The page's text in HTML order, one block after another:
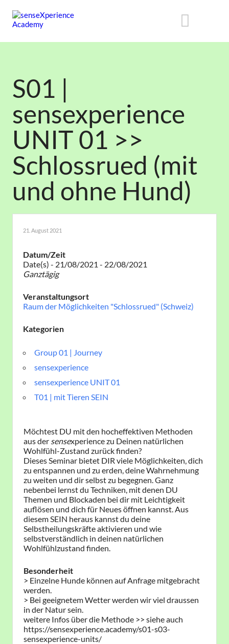
S01 |
sensexperience
UNIT 01 >>
Schlossrued (mit
und ohne Hund)
21. August 2021
Datum/Zeit
Date(s) - 21/08/2021 - 22/08/2021
Ganztägig
Veranstaltungsort
Raum der Möglichkeiten "Schlossrued" (Schweiz)
Kategorien
Group 01 | Journey
sensexperience
sensexperience UNIT 01
T01 | mit Tieren SEIN
Möchtest DU mit den hocheffektiven Methoden
aus der sensexperience zu Deinen natürlichen
Wohlfühl-Zustand zurück finden?
Dieses Seminar bietet DIR viele Möglichkeiten, dich
zu entspannen und zu erden, deine Wahrnehmung
zu weiten und dir selbst zu begegnen. Ganz
nebenbei lernst du Techniken, mit denen DU
Themen und Blockaden bei dir mit Leichtigkeit
auflösen und dich für Neues öffnen kannst. Aus
diesem SEIN heraus kannst du deine
Selbstheilungskräfte aktivieren und wie
selbstverständlich in deinen natürlichen
Wohlfühlzustand finden.
Besonderheit
> Einzelne Hunde können auf Anfrage mitgebracht
werden.
> Bei geeignetem Wetter werden wir viel draussen
in der Natur sein.
weitere Infos über die Methode >> siehe auch
https://sensexperience.academy/s01-s03-
sensexperience-units/